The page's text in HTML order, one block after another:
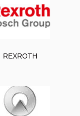
REXROTH